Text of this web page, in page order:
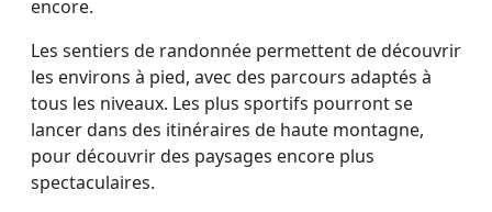
encore.
Les sentiers de randonnée permettent de découvrir
les environs à pied, avec des parcours adaptés à
tous les niveaux. Les plus sportifs pourront se
lancer dans des itinéraires de haute montagne,
pour découvrir des paysages encore plus
spectaculaires.